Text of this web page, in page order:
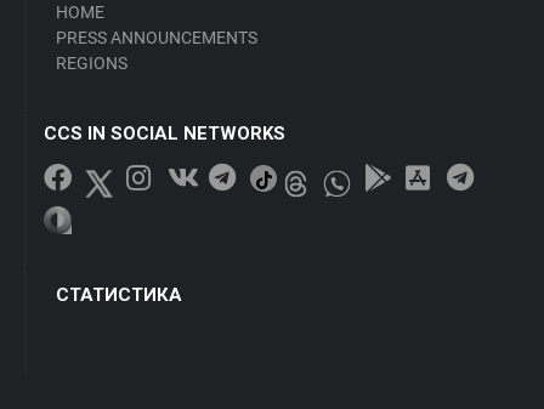
HOME
PRESS ANNOUNCEMENTS
REGIONS
CCS IN SOCIAL NETWORKS
СТАТИСТИКА